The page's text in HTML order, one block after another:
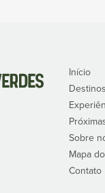
Início
Destinos
Sobre
Mapa
Contato